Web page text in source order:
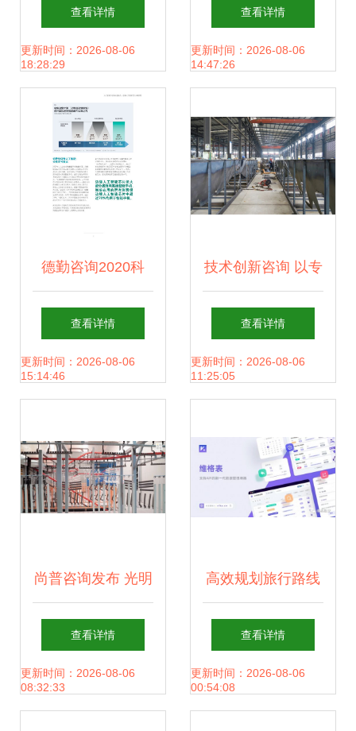
菌粉OEM代加工？
从质检到交货全程
答疑式工具包\n──
一份适用于1-10g
袋装固体饮料的小
查看详情
更新时间：2026-08-06
18:28:29
重磅车型解析与技
术趋势洞察
查看详情
更新时间：2026-08-06
14:47:26
德勤咨询2020科
技、传媒和电信行
业预测报告 技术咨
来趋势
查看详情
更新时间：2026-08-06
15:14:46
技术创新咨询 以专
业视角赋能行业发
展
查看详情
更新时间：2026-08-06
11:25:05
尚普咨询发布 光明
园迪连续3年领跑
儿童桌椅中高端市
查看详情
更新时间：2026-08-06
08:32:33
高效规划旅行路线
的工具软件推荐
vika维格表助你轻
查看详情
更新时间：2026-08-06
00:54:08